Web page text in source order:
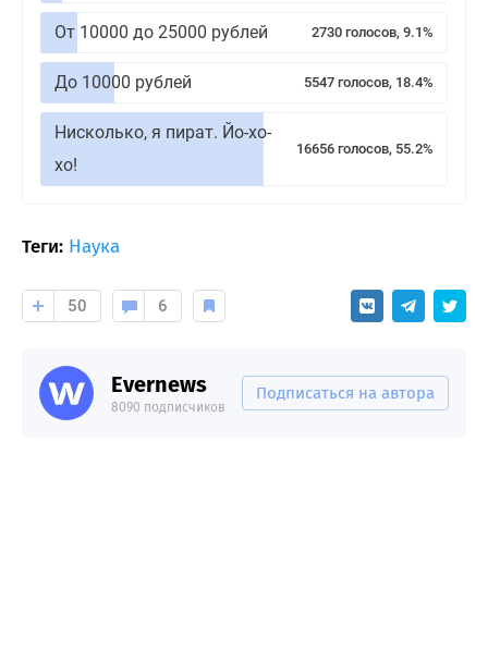
От 10000 до 25000 рублей 2730 голосов, 9.1%
До 10000 рублей 5547 голосов, 18.4%
Нисколько, я пират. Йо-хо-
хо!
16656 голосов, 55.2%
Теги: Наука
50 6
Evernews
8090 подписчиков
Подписаться на автора